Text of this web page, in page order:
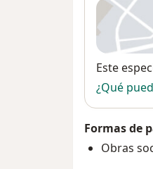
Este
¿Qué
Formas de
Obras